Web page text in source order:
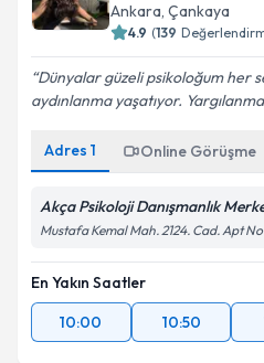
Ankara, Çankaya
4.9 (139
Dünyalar güzeli psikoloğum her
aydınlanma yaşatıyor.
Adres 1 Online Görüşme
Akça Psikoloji Danışmanlık
Mustafa Kemal Mah. 2124. Cad. Apt No
En Yakın Saatler
10:00
10:50